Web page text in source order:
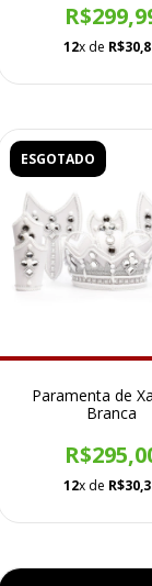
12x de
ESGOTADO
Paramenta de
Branca
12x de